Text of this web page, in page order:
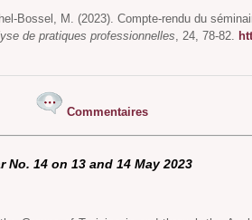
Bossel, M. (2023). Compte-rendu du
de pratiques professionnelles , 24, 78-82.
Commentaires
No. 14 on 13 and 14 May 2023